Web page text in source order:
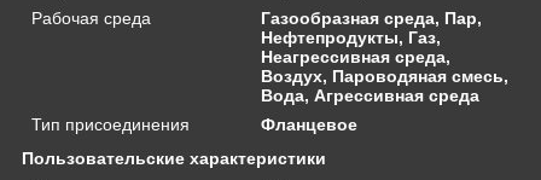
Рабочая среда
Газообразная среда, Пар,
Нефтепродукты, Газ,
Неагрессивная среда,
Воздух, Пароводяная смесь,
Вода, Агрессивная среда
Тип присоединения
Фланцевое
Пользовательские характеристики